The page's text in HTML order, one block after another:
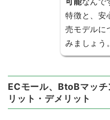
特徴と、安
売モデルに
みましょう
ECモール、BtoBマッ
リット・デメリット